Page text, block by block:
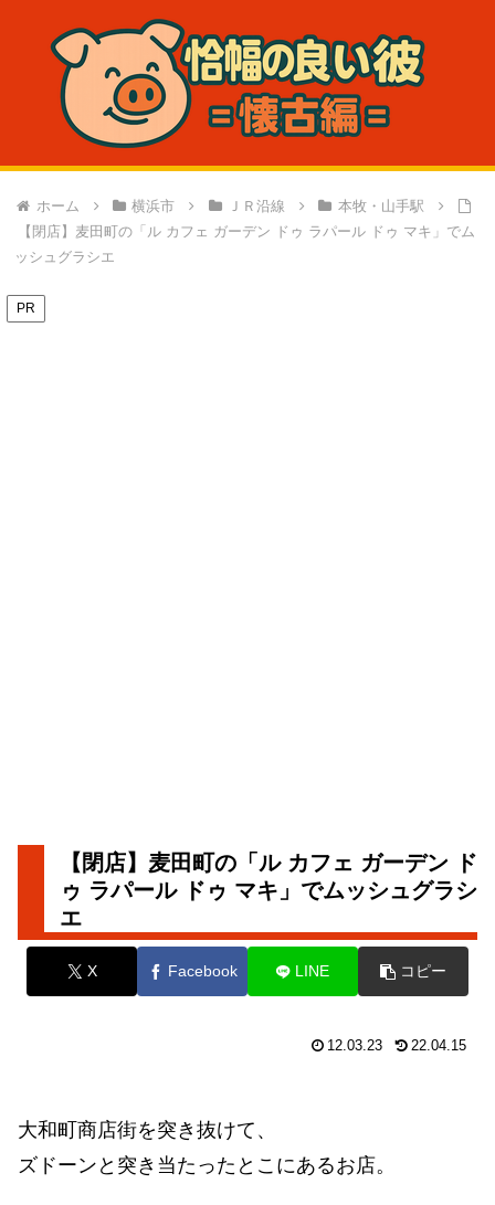
ホーム 横浜市 ＪＲ沿線
本牧・山手駅
【閉店】麦田町の「ル カフェ ガーデン ドゥ ラパール ドゥ マキ」でム
ッシュグラシエ
PR
【閉店】麦田町の「ル カフェ ガーデン ド
ゥ ラパール ドゥ マキ」でムッシュグラシ
エ
X Facebook LINE コピー
12.03.23 22.04.15
大和町商店街を突き抜けて、
ズドーンと突き当たったとこにあるお店。